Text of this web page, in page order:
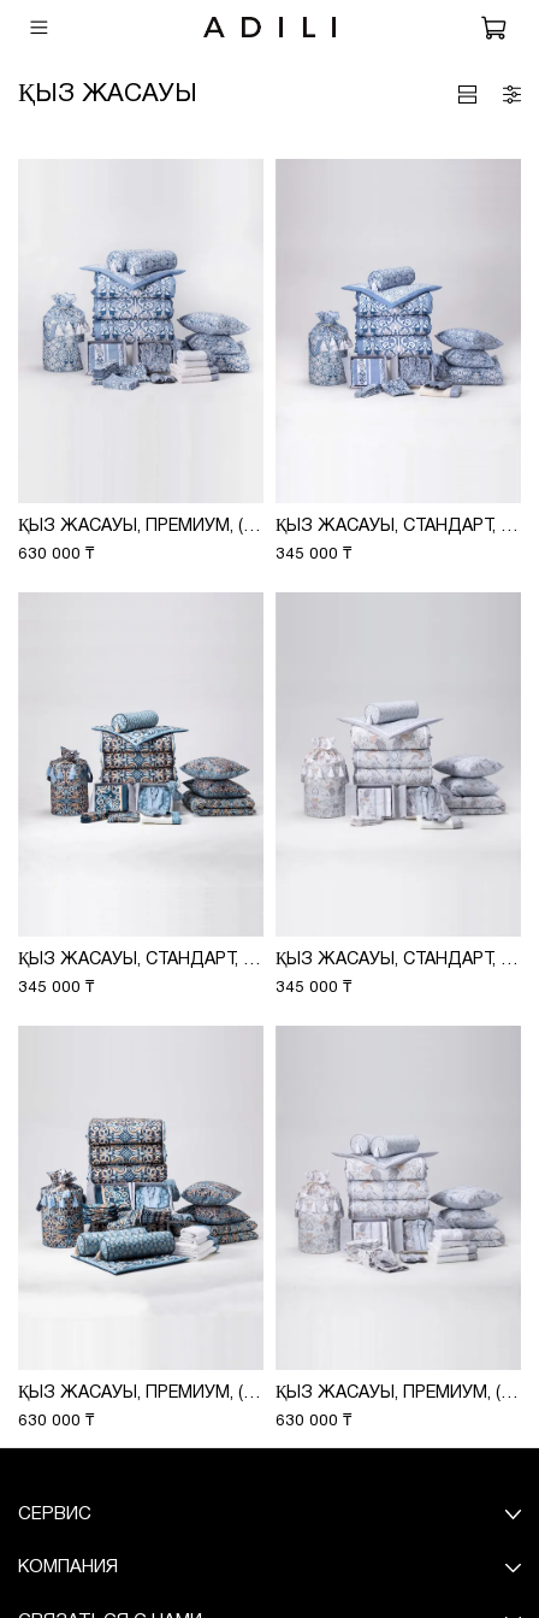
ҚЫЗ ЖАСАУЫ
ҚЫЗ ЖАСАУЫ, ПРЕМИУМ, (ПРИНТ 155-02) ADILI
630 000 ₸
ҚЫЗ ЖАСАУЫ, СТАНДАРТ, (ПРИНТ 155-02) ADILI
345 000 ₸
ҚЫЗ ЖАСАУЫ, СТАНДАРТ, (ПРИНТ 198-01) ADILI
345 000 ₸
ҚЫЗ ЖАСАУЫ, СТАНДАРТ, (ПРИНТ 215-01) ADILI
345 000 ₸
ҚЫЗ ЖАСАУЫ, ПРЕМИУМ, (ПРИНТ 198-01) ADILI
630 000 ₸
ҚЫЗ ЖАСАУЫ, ПРЕМИУМ, (ПРИНТ 215-01) ADILI
630 000 ₸
СЕРВИС
КОМПАНИЯ